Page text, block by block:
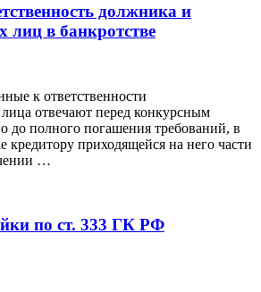
должника и
в банкротстве
к ответственности
отвечают перед конкурсным
до полного погашения требований, в
кредитору приходящейся на него части
…
по ст. 333 ГК РФ